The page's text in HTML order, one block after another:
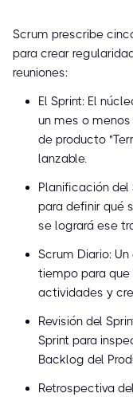
Scrum prescribe
para crear
reuniones:
El Sprint: El
un mes o
de producto
lanzable.
Planificación del
para definir qué
se logrará ese
Scrum Diario:
tiempo para que
actividades y
Revisión del
Sprint para
Backlog del
Retrospectiva